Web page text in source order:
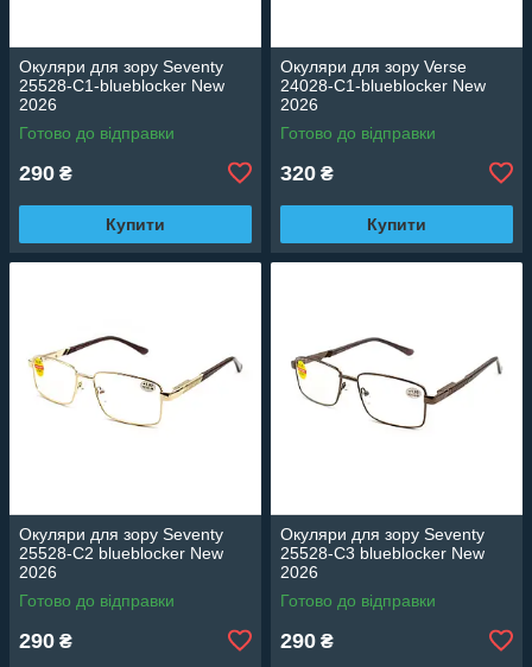
Окуляри для зору Seventy
25528-C1-blueblocker New
2026
Готово до відправки
290 ₴
Купити
Окуляри для зору Verse
24028-C1-blueblocker New
2026
Готово до відправки
320 ₴
Купити
Окуляри для зору Seventy
25528-C2 blueblocker New
2026
Готово до відправки
290 ₴
Окуляри для зору Seventy
25528-C3 blueblocker New
2026
Готово до відправки
290 ₴